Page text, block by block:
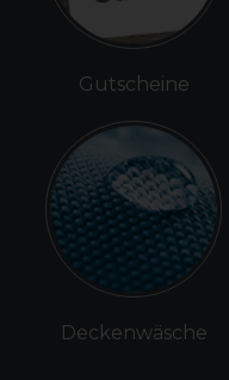
Gutscheine
Deckenwäsche